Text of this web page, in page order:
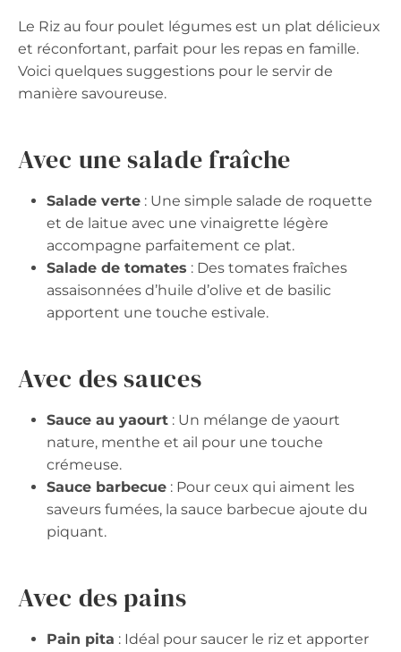
Le Riz au four poulet légumes est un plat délicieux
et réconfortant, parfait pour les repas en famille.
Voici quelques suggestions pour le servir de
manière savoureuse.
Avec une salade fraîche
Salade verte : Une simple salade de roquette
et de laitue avec une vinaigrette légère
accompagne parfaitement ce plat.
Salade de tomates : Des tomates fraîches
assaisonnées d’huile d’olive et de basilic
apportent une touche estivale.
Avec des sauces
Sauce au yaourt : Un mélange de yaourt
nature, menthe et ail pour une touche
crémeuse.
Sauce barbecue : Pour ceux qui aiment les
saveurs fumées, la sauce barbecue ajoute du
piquant.
Avec des pains
Pain pita : Idéal pour saucer le riz et apporter